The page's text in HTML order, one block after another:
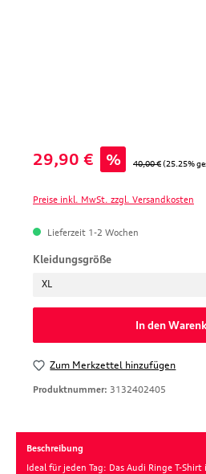
Verkaufspreis:
29,90 € % Regulärer Preis:
40,00 € (25.25%
Preise inkl. MwSt. zzgl. Versandkosten
Lieferzeit 1-2 Wochen
Kleidungsgrößeauswählen
In den
Zum Merkzettel hinzufügen
Produktnummer: 3132402405
Beschreibung
Ideal für jeden Tag: Das Audi Ringe T-